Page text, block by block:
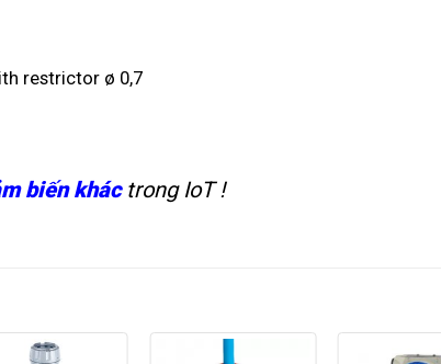
restrictor ø 0,7
biến kháctrong IoT !